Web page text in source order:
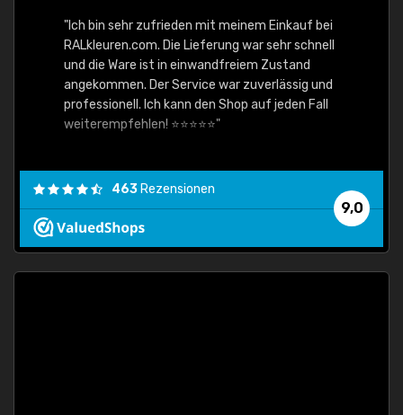
"Ich bin sehr zufrieden mit meinem Einkauf bei
RALkleuren.com. Die Lieferung war sehr schnell
und die Ware ist in einwandfreiem Zustand
angekommen. Der Service war zuverlässig und
professionell. Ich kann den Shop auf jeden Fall
weiterempfehlen! ⭐⭐⭐⭐⭐"
9,0
463 Rezensionen